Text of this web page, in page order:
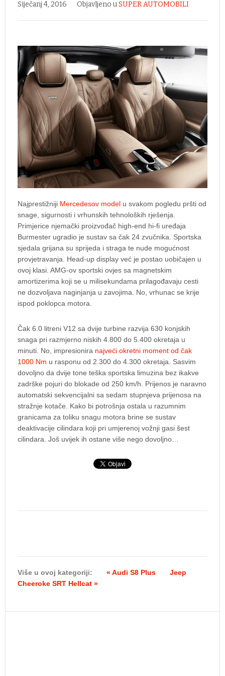
Siječanj 4, 2016 Objavljeno uSUPER AUTOMOBILI
Najprestižniji Mercedesov model u svakom pogledu pršti od
snage, sigurnosti i vrhunskih tehnoloških rješenja.
Primjerice njemački proizvođač high-end hi-fi uređaja
Burmester ugradio je sustav sa čak 24 zvučnika. Sportska
sjedala grijana su sprijeda i straga te nude mogućnost
provjetravanja. Head-up display već je postao uobičajen u
ovoj klasi. AMG-ov sportski ovjes sa magnetskim
amortizerima koji se u milisekundama prilagođavaju cesti
ne dozvoljava naginjanja u zavojima. No, vrhunac se krije
ispod poklopca motora.
Čak 6.0 litreni V12 sa dvije turbine razvija 630 konjskih
snaga pri razmjerno niskih 4.800 do 5.400 okretaja u
minuti. No, impresionira najveći okretni moment od čak
1000 Nm u rasponu od 2.300 do 4.300 okretaja. Sasvim
dovoljno da dvije tone teška sportska limuzina bez ikakve
zadrške pojuri do blokade od 250 km/h. Prijenos je naravno
automatski sekvencijalni sa sedam stupnjeva prijenosa na
stražnje kotače. Kako bi potrošnja ostala u razumnim
granicama za toliku snagu motora brine se sustav
deaktivacije cilindara koji pri umjerenoj vožnji gasi šest
cilindara. Još uvijek ih ostane više nego dovoljno…
Više u ovoj kategoriji: « Audi S8 Plus
Jeep
Cheeroke SRT Hellcat »